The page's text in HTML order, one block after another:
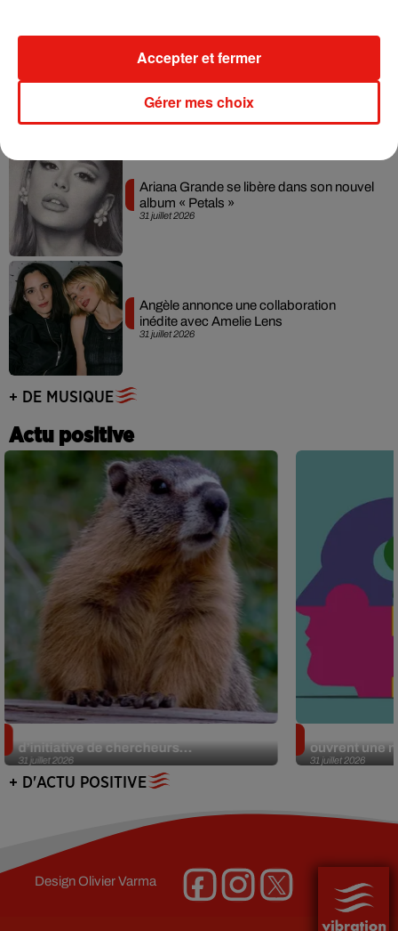
31 juillet 2026
Grand Corps Malade emmène Styleto
en road-trip dans son nouveau clip
31 juillet 2026
Ariana Grande se libère dans son nouvel
album « Petals »
31 juillet 2026
Angèle annonce une collaboration
inédite avec Amelie Lens
+ DE MUSIQUE
Actu positive
31 juillet 2026
d’initiative de chercheurs...
31 juillet 2026
ouvrent une
+ D'ACTU POSITIVE
DesignOlivier Varma
Gérer mes choix
Accepter et fermer